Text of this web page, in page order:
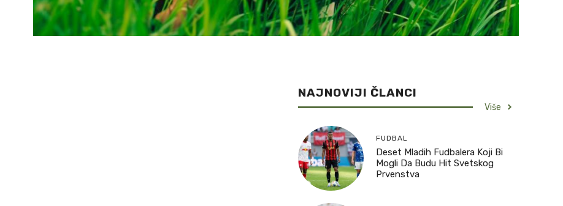
NAJNOVIJI ČLANCI
Više
FUDBAL
Deset Mladih Fudbalera Koji Bi
Mogli Da Budu Hit Svetskog
Prvenstva